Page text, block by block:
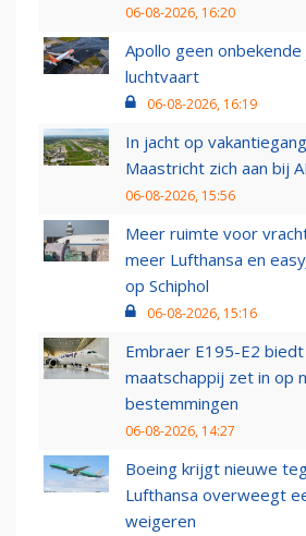
06-08-2026, 16:20
Apollo geen
luchtvaart
06-08-2026, 16:19
In jacht op
Maastricht zich aan bij
06-08-2026, 15:56
Meer ruimte voor
meer Lufthansa en
op Schiphol
06-08-2026, 15:16
Embraer E195-E2 biedt
maatschappij zet in op
bestemmingen
06-08-2026, 14:27
Boeing krijgt nieuwe
Lufthansa overweegt
weigeren